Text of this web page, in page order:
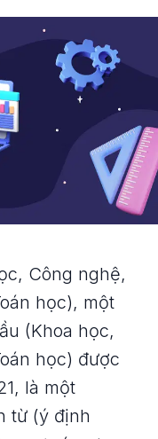
Công nghệ,
học), một
(Khoa học,
học) được
là một
từ (ý định